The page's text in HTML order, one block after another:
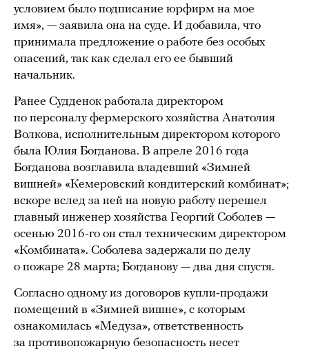
условием было подписание юрфирм на мое
имя», — заявила она на суде. И добавила, что
принимала предложение о работе без особых
опасений, так как сделал его ее бывший
начальник.
Ранее Судденок работала директором
по персоналу фермерского хозяйства Анатолия
Волкова, исполнительным директором которого
была Юлия Богданова. В апреле 2016 года
Богданова возглавила владевший «Зимней
вишней» «Кемеровский кондитерский комбинат»;
вскоре вслед за ней на новую работу перешел
главный инженер хозяйства Георгий Соболев —
осенью 2016-го он стал техническим директором
«Комбината». Соболева задержали по делу
о пожаре 28 марта; Богданову — два дня спустя.
Согласно одному из договоров купли-продажи
помещений в «Зимней вишне», с которым
ознакомилась «Медуза», ответственность
за противопожарную безопасность несет